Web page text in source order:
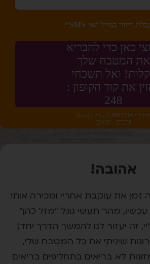
אהובה!
זמן את עוקבת אחריי ומכירה אותי
עכשיו, מהר תעשי גוגל "מזל כהן"
זה יעזור לנו להמשך הדרך יחד)
לא בריאים בתחליפים בריאים